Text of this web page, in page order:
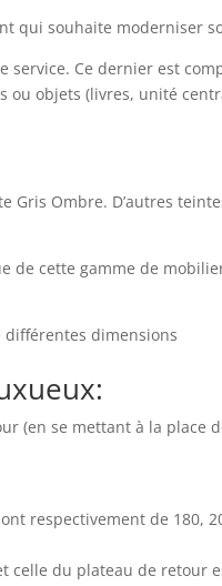
qui souhaite moderniser
Ce dernier est
ou objets (livres, unité
Ombre. D’autres
de cette gamme de
différentes dimensions
(en se mettant à la place
respectivement de 180,
celle du plateau de retour